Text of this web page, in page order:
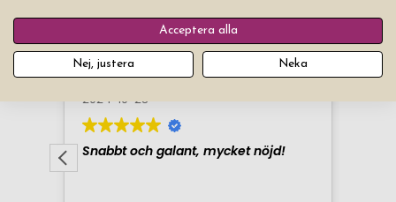
Acceptera alla
Nej, justera Neka